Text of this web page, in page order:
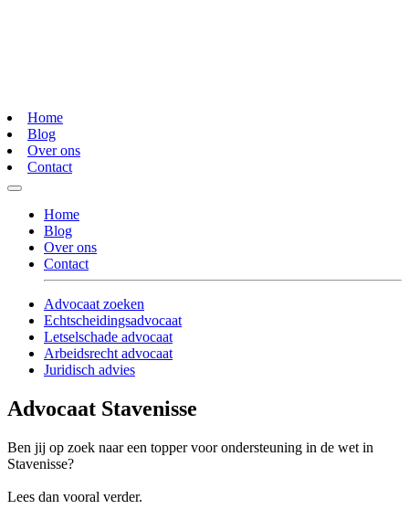
Home
Blog
Over ons
Contact
Home
Blog
Over ons
Contact
Advocaat zoeken
Echtscheidingsadvocaat
Letselschade advocaat
Arbeidsrecht advocaat
Juridisch advies
Advocaat Stavenisse
Ben jij op zoek naar een topper voor ondersteuning in de wet in
Stavenisse?
Lees dan vooral verder.